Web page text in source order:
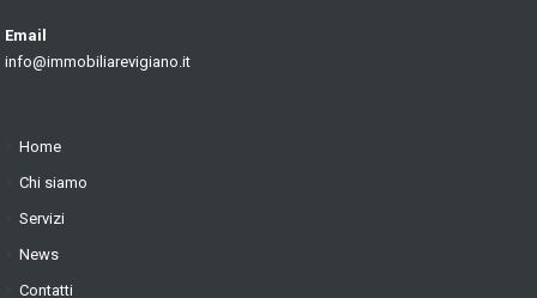
Email
info@immobiliarevigiano.it
Home
Chi siamo
Servizi
News
Contatti